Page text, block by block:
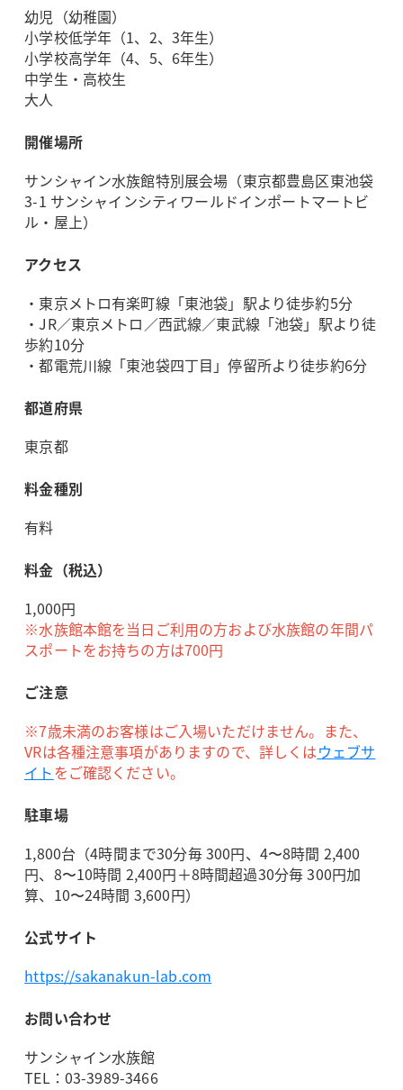
幼児（幼稚園）
小学校低学年（1、2、3年生）
小学校高学年（4、5、6年生）
中学生・高校生
大人
開催場所
サンシャイン水族館特別展会場（東京都豊島区東池袋
3-1 サンシャインシティワールドインポートマートビ
ル・屋上）
アクセス
・東京メトロ有楽町線「東池袋」駅より徒歩約5分
・JR／東京メトロ／西武線／東武線「池袋」駅より徒
歩約10分
・都電荒川線「東池袋四丁目」停留所より徒歩約6分
都道府県
東京都
料金種別
有料
料金（税込）
1,000円
※水族館本館を当日ご利用の方および水族館の年間パ
スポートをお持ちの方は700円
ご注意
※7歳未満のお客様はご入場いただけません。また、
VRは各種注意事項がありますので、詳しくはウェブサ
イトをご確認ください。
駐車場
1,800台（4時間まで30分毎 300円、4〜8時間 2,400
円、8〜10時間 2,400円＋8時間超過30分毎 300円加
算、10〜24時間 3,600円）
公式サイト
https://sakanakun-lab.com
お問い合わせ
サンシャイン水族館
TEL：03-3989-3466